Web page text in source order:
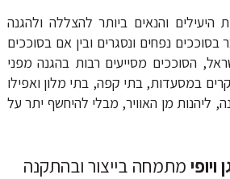
היעילים והנאים ביותר להצללה ולהגנה
נפחים ונסגרים ובין אם בסוככים
הסוככים מסייעים רבות בהגנה מפני
במסעדות, בתי קפה, בתי מלון ואפילו
ליהנות מן האוויר, מבלי להיחשף יתר על
ויופימתמחה בייצור ובהתקנה